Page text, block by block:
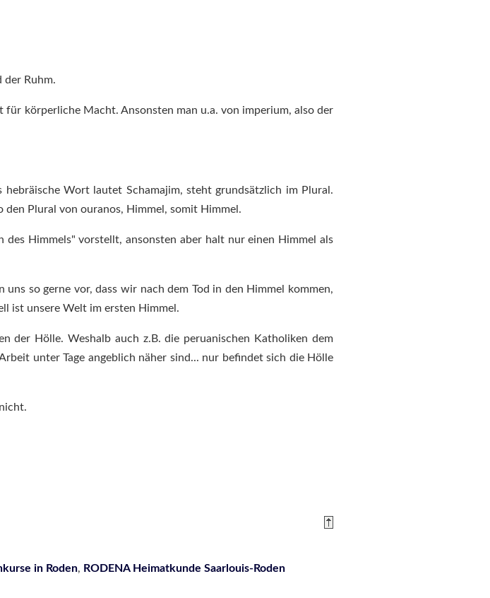
der Ruhm.
körperliche Macht. Ansonsten man u.a. von imperium, also der
Wort lautet Schamajim, steht grundsätzlich im Plural.
den Plural von ouranos, Himmel, somit Himmel.
Himmels" vorstellt, ansonsten aber halt nur einen Himmel als
so gerne vor, dass wir nach dem Tod in den Himmel kommen,
ist unsere Welt im ersten Himmel.
der Hölle. Weshalb auch z.B. die peruanischen Katholiken dem
unter Tage angeblich näher sind... nur befindet sich die Hölle
in Roden, RODENA Heimatkunde Saarlouis-Roden